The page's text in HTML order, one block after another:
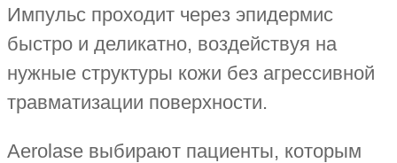
Импульс проходит через эпидермис
быстро и деликатно, воздействуя на
нужные структуры кожи без агрессивной
травматизации поверхности.
Aerolase выбирают пациенты, которым